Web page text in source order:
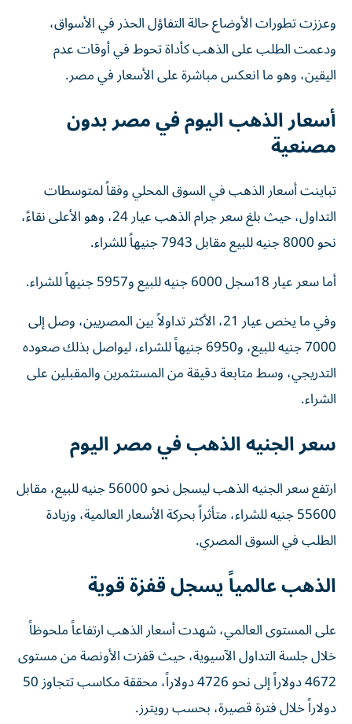
وعززت تطورات الأوضاع حالة التفاؤل الحذر في الأسواق،
ودعمت الطلب على الذهب كأداة تحوط في أوقات عدم
اليقين، وهو ما انعكس مباشرة على الأسعار في مصر.
أسعار الذهب اليوم في مصر بدون
مصنعية
تباينت أسعار الذهب في السوق المحلي وفقاً لمتوسطات
التداول، حيث بلغ سعر جرام الذهب عيار 24، وهو الأعلى نقاءً،
نحو 8000 جنيه للبيع مقابل 7943 جنيهاً للشراء.
أما سعر عيار 18سجل 6000 جنيه للبيع و5957 جنيهاً للشراء.
وفي ما يخص عيار 21، الأكثر تداولاً بين المصريين، وصل إلى
7000 جنيه للبيع، و6950 جنيهاً للشراء، ليواصل بذلك صعوده
التدريجي، وسط متابعة دقيقة من المستثمرين والمقبلين على
الشراء.
سعر الجنيه الذهب في مصر اليوم
ارتفع سعر الجنيه الذهب ليسجل نحو 56000 جنيه للبيع، مقابل
55600 جنيه للشراء، متأثراً بحركة الأسعار العالمية، وزيادة
الطلب في السوق المصري.
الذهب عالمياً يسجل قفزة قوية
على المستوى العالمي، شهدت أسعار الذهب ارتفاعاً ملحوظاً
خلال جلسة التداول الآسيوية، حيث قفزت الأونصة من مستوى
4672 دولاراً إلى نحو 4726 دولاراً، محققة مكاسب تتجاوز 50
دولاراً خلال فترة قصيرة، بحسب رويترز.